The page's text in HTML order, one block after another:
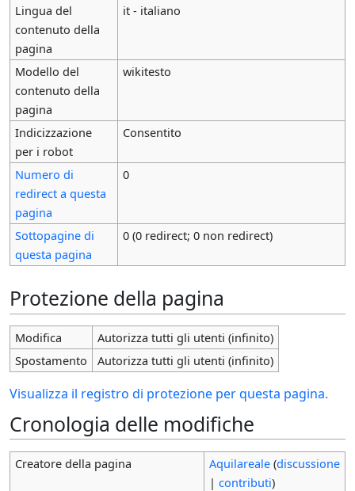
Lingua del
contenuto della
pagina
it - italiano
Modello del
contenuto della
pagina
wikitesto
Indicizzazione
per i robot
Consentito
Numero di
redirect a questa
pagina
0
Sottopagine di
questa pagina
0 (0 redirect; 0 non redirect)
Protezione della pagina
Modifica
Autorizza tutti gli utenti (infinito)
Spostamento
Autorizza tutti gli utenti (infinito)
Visualizza il registro di protezione per questa pagina.
Cronologia delle modifiche
Creatore della pagina Aquilareale (discussione
| contributi)